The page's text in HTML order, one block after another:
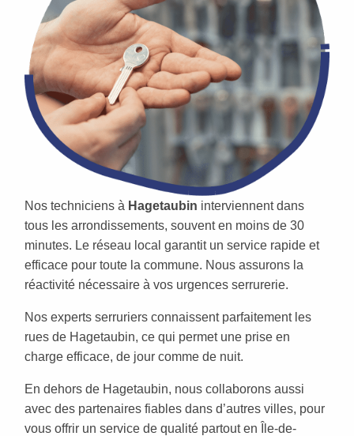
Nos techniciens à Hagetaubin interviennent dans
tous les arrondissements, souvent en moins de 30
minutes. Le réseau local garantit un service rapide et
efficace pour toute la commune. Nous assurons la
réactivité nécessaire à vos urgences serrurerie.
Nos experts serruriers connaissent parfaitement les
rues de Hagetaubin, ce qui permet une prise en
charge efficace, de jour comme de nuit.
En dehors de Hagetaubin, nous collaborons aussi
avec des partenaires fiables dans d’autres villes, pour
vous offrir un service de qualité partout en Île-de-